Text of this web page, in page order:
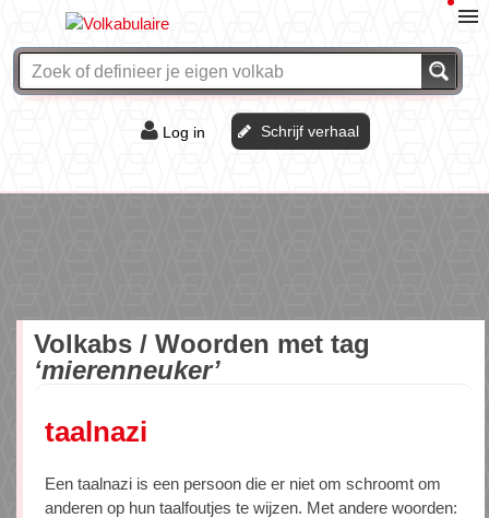
Log in Schrijf verhaal
Volkabs / Woorden met tag
‘mierenneuker’
taalnazi
Een taalnazi is een persoon die er niet om schroomt om
anderen op hun taalfoutjes te wijzen. Met andere woorden: